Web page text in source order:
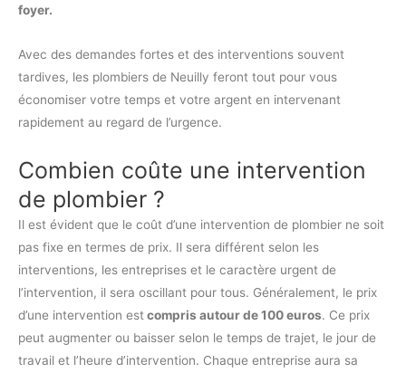
foyer.
Avec des demandes fortes et des interventions souvent
tardives, les plombiers de Neuilly feront tout pour vous
économiser votre temps et votre argent en intervenant
rapidement au regard de l’urgence.
Combien coûte une intervention
de plombier ?
Il est évident que le coût d’une intervention de plombier ne soit
pas fixe en termes de prix. Il sera différent selon les
interventions, les entreprises et le caractère urgent de
l’intervention, il sera oscillant pour tous. Généralement, le prix
d’une intervention est compris autour de 100 euros. Ce prix
peut augmenter ou baisser selon le temps de trajet, le jour de
travail et l’heure d’intervention. Chaque entreprise aura sa